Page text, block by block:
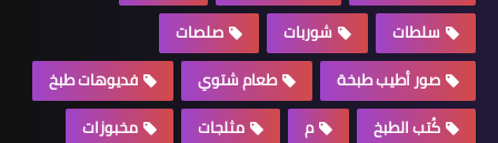
سلطات
شوربات
صلصات
صور أطيب طبخة
طعام شتوي
فديوهات طبخ
كُتب الطبخ
م مثلجات
مخبوزات